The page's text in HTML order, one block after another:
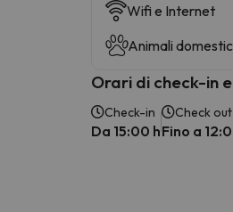
Wifi e Internet
Animali
Orari di check-in
Check-in
Da 15:00 h
Check out
Fino a